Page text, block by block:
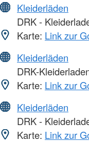
Kleiderläden
DRK -
Karte: Link zur
Kleiderläden
DRK-
Karte: Link zur
Kleiderläden
DRK -
Karte: Link zur